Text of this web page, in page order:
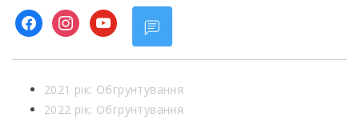
facebookinstagram
youtube
2021 рік: Обгрунтування
2022 рік: Обгрунтування